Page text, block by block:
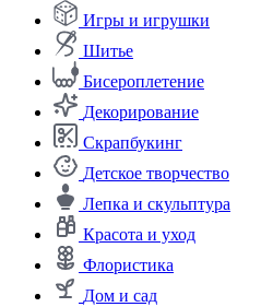
Игры и игрушки
Шитье
Бисероплетение
Декорирование
Скрапбукинг
Детское творчество
Лепка и скульптура
Красота и уход
Флористика
Дом и сад